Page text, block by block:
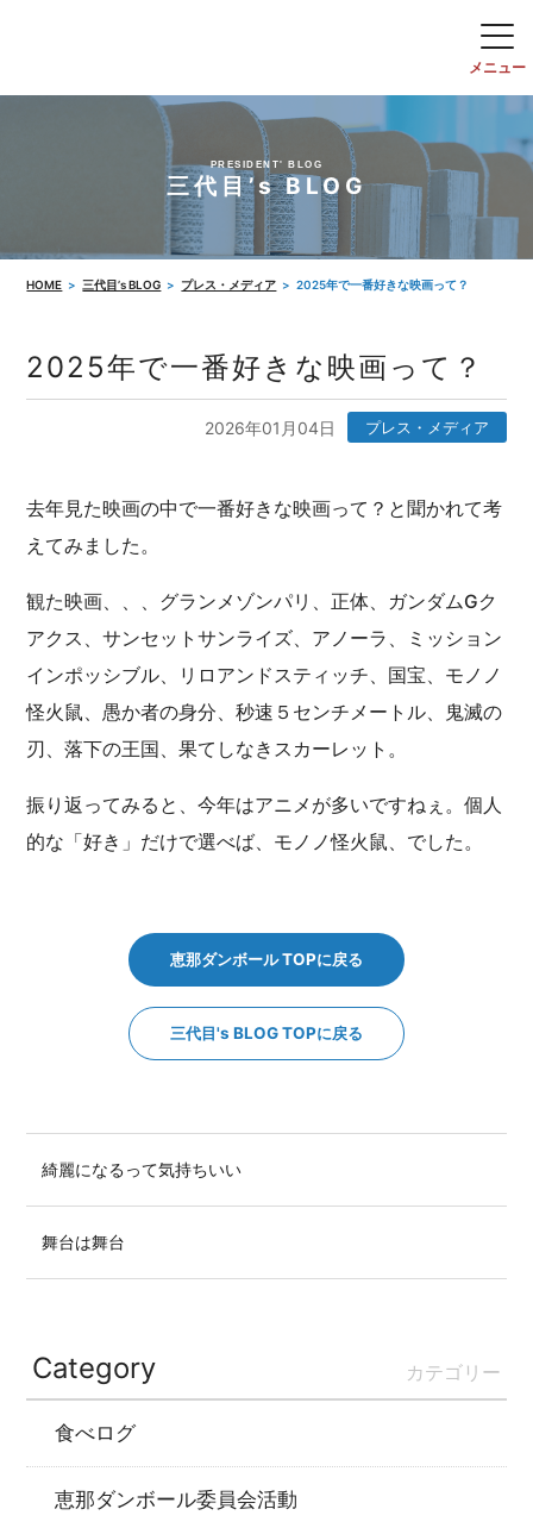
PRESIDENT' BLOG
三代目’s BLOG
HOME 三代目’s BLOG プレス・メディア 2025年で一番好きな映画って？
2025年で一番好きな映画って？
2026年01月04日 プレス・メディア
去年見た映画の中で一番好きな映画って？と聞かれて考
えてみました。
観た映画、、、グランメゾンパリ、正体、ガンダムGク
アクス、サンセットサンライズ、アノーラ、ミッション
インポッシブル、リロアンドスティッチ、国宝、モノノ
怪火鼠、愚か者の身分、秒速５センチメートル、鬼滅の
刃、落下の王国、果てしなきスカーレット。
振り返ってみると、今年はアニメが多いですねぇ。個人
的な「好き」だけで選べば、モノノ怪火鼠、でした。
恵那ダンボール TOPに戻る
三代目's BLOG TOPに戻る
綺麗になるって気持ちいい
舞台は舞台
Category カテゴリー
食べログ
恵那ダンボール委員会活動